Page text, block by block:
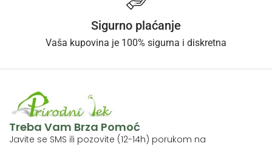
Sigurno plaćanje
Vaša kupovina je 100% sigurna i diskretna
Treba Vam Brza Pomoć
Javite se SMS ili pozovite (12-14h) porukom na